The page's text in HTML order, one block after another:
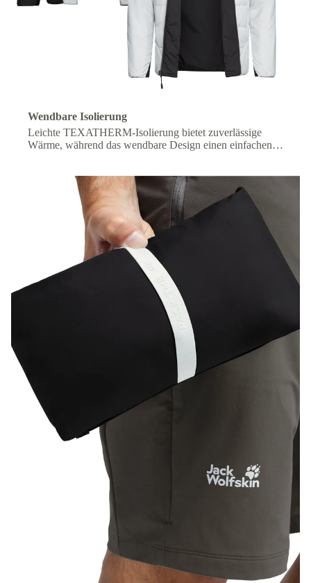
Wendbare Isolierung
Leichte TEXATHERM-Isolierung bietet zuverlässige
Wärme, während das wendbare Design einen einfachen